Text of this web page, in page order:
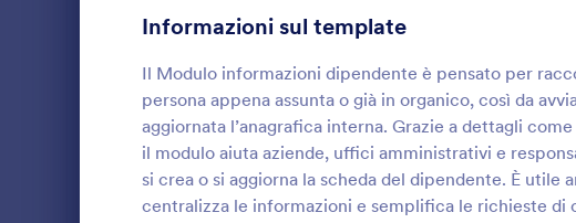
Informazioni sul template
Il Modulo informazioni dipendente è pensato per
persona appena assunta o già in organico, così da
aggiornata l’anagrafica interna. Grazie a dettagli
il modulo aiuta aziende, uffici amministrativi e
si crea o si aggiorna la scheda del dipendente. È
centralizza le informazioni e semplifica le richieste
Firma per acquisire
dipendente e del
personalizzare
modello di modulo
colore, il formato del
aggiungendo più
Generatore di moduli.
Moduli di Iscrizione 55
19
Moduli Riassunto 5
Moduli di Approvazione 85